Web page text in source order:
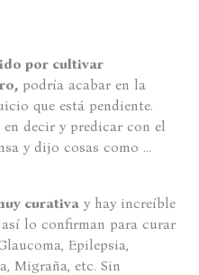
por cultivar
podría acabar en la
que está pendiente.
en decir y predicar con el
y dijo cosas como …
curativay hay increíble
lo confirman para curar
Epilepsia,
Migraña, etc. Sin